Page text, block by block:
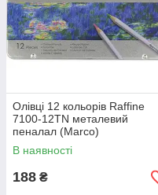
Олівці 12 кольорів Raffine
7100-12TN металевий
пеналал (Marco)
В наявності
188 ₴